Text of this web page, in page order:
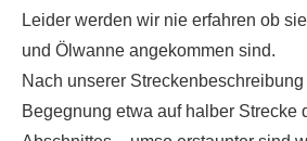
Leider werden wir nie erfahren ob
und Ölwanne angekommen sind.
Nach unserer
Begegnung etwa auf halber Strecke